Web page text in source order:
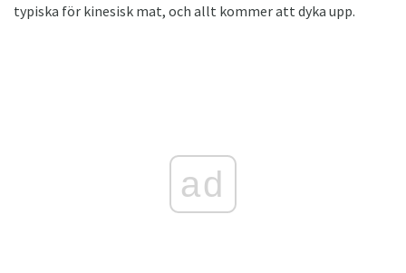
typiska för kinesisk mat, och allt kommer att dyka upp.
ad